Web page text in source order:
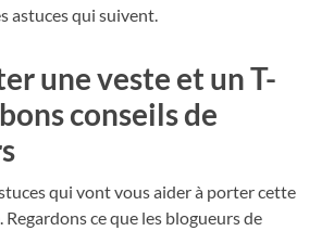
astuces qui suivent.
une veste et un T-
conseils de
qui vont vous aider à porter cette
Regardons ce que les blogueurs de